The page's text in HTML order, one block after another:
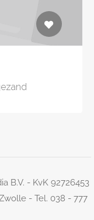
B.V. - KvK 92726453
- Tel. 038 - 777